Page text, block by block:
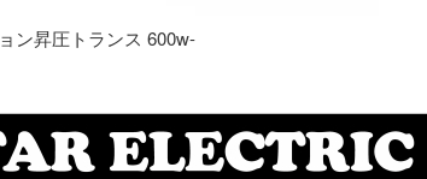
ン昇圧トランス 600w-